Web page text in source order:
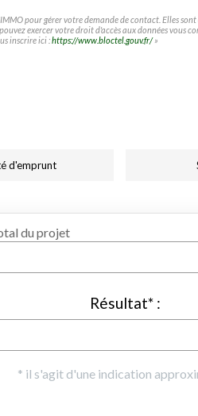
pour gérer votre demande de contact. Elles
exercer votre droit d'accès aux données
inscrire ici :https://www.bloctel.gouv.fr/»
d'emprunt